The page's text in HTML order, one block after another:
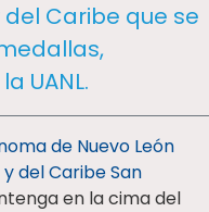
Caribe que se
UANL.
de Nuevo León
del Caribe San
en la cima del